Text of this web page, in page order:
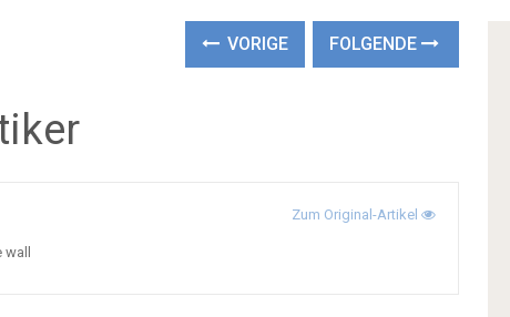
VORIGE FOLGENDE
Zum Original-Artikel